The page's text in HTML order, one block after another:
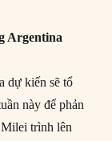
Argentina
dự kiến ​​sẽ tổ
này để phản
trình lên